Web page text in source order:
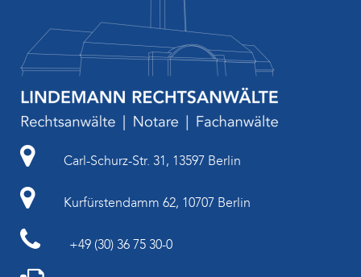
Carl-Schurz-Str. 31, 13597 Berlin
Kurfürstendamm 62, 10707 Berlin
+49 (30) 36 75 30-0